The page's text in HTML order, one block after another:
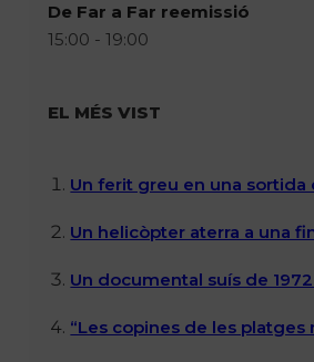
De Far a Far reemissió
15:00 - 19:00
EL MÉS VIST
Un ferit greu en una sortida
Un helicòpter aterra a una
Un documental suís de
“Les copines de les